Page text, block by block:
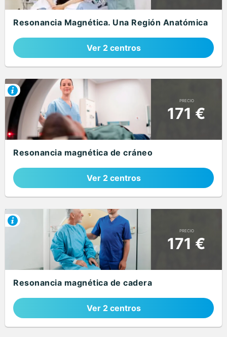
Resonancia Magnética. Una Región Anatómica
Ver 2 centros
PRECIO
171 €
Resonancia magnética de cráneo
Ver 2 centros
PRECIO
171 €
Resonancia magnética de cadera
Ver 2 centros